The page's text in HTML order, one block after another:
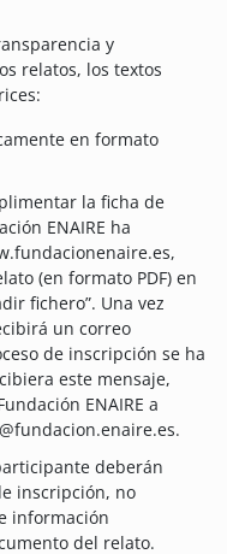
y
relatos, los textos
en formato
la ficha de
ENAIRE ha
(en formato PDF) en
fichero”. Una vez
un correo
de inscripción se ha
este mensaje,
ENAIRE a
deberán
inscripción, no
información
del relato.